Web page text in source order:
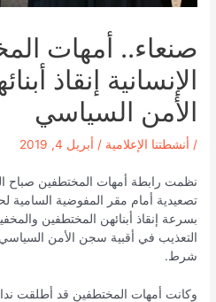
صنعاء.. أمهات
الإنسانية إنقاذ
الأمن السياسي
/ أنشطتنا الإعلامية / أبريل 4, 2019
نظمت رابطة أمهات المختطفين صباح
تصعيدية أمام مقر المفوضية السامية
بسرعة إنقاذ أبنائهن المختطفين
التعذيب في أقبية سجن الأمن
شرط.
وكانت أمهات المختطفين قد أطلقت